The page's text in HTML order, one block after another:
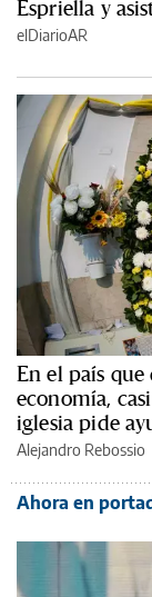
Espriella y
elDiarioAR
En el país
economía,
iglesia pide
Alejandro Rebossio
Ahora en